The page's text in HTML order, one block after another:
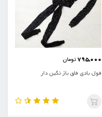
795,000تومان
فول بادی فاق باز نگین دار